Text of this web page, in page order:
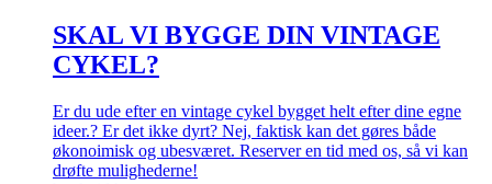
SKAL VI BYGGE DIN VINTAGE
CYKEL?
Er du ude efter en vintage cykel bygget helt efter dine egne
ideer.? Er det ikke dyrt? Nej, faktisk kan det gøres både
økonoimisk og ubesværet. Reserver en tid med os, så vi kan
drøfte mulighederne!